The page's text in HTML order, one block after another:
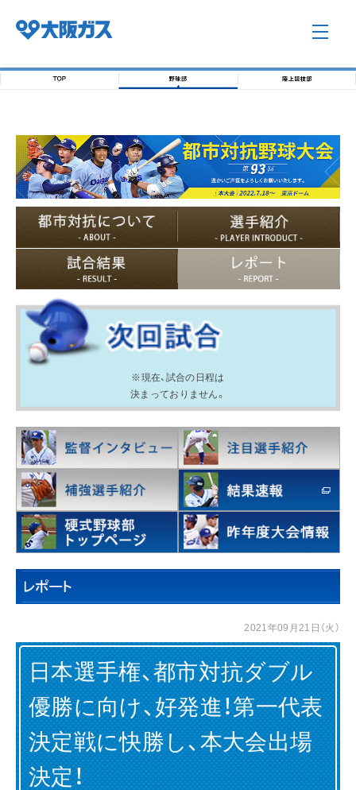
業務用・産業用のお客さま
お問い合わせ English
企業/グループについて
社会貢献
技術開発
サステナビリティ
IR情報
採用情報
プレスリリース
※現在、試合の日程は
決まっておりません。
2021年09月21日（火）
日本選手権、都市対抗ダブル
優勝に向け、好発進！第一代表
決定戦に快勝し、本大会出場
決定！